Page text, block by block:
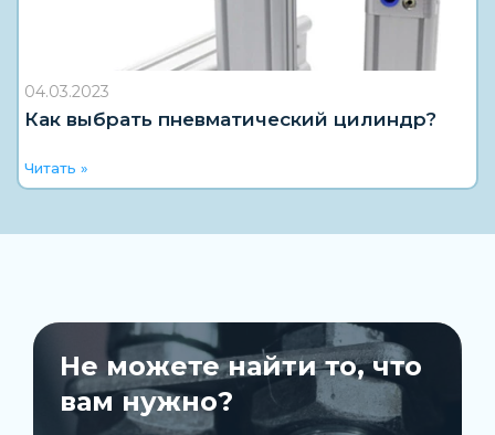
04.03.2023
Как выбрать пневматический цилиндр?
Читать »
Не можете найти то, что
вам нужно?